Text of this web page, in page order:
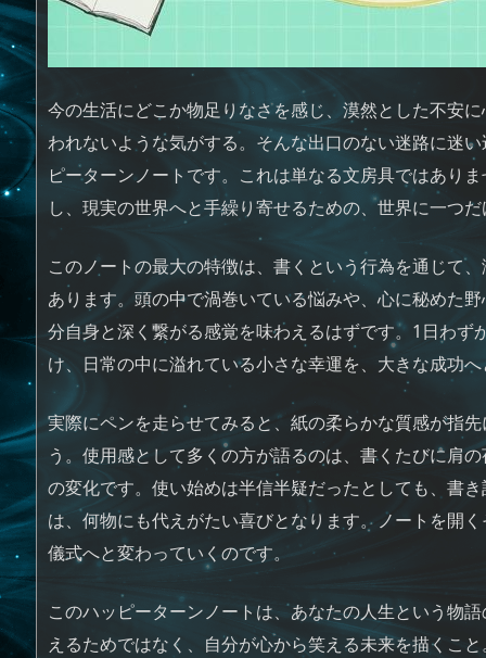
今の生活にどこか物足りなさを感じ、漠然とした不安
われないような気がする。そんな出口のない迷路に迷
ピーターンノートです。これは単なる文房具ではあり
し、現実の世界へと手繰り寄せるための、世界に一つ
このノートの最大の特徴は、書くという行為を通じて
あります。頭の中で渦巻いている悩みや、心に秘めた
分自身と深く繋がる感覚を味わえるはずです。1日わ
け、日常の中に溢れている小さな幸運を、大きな成功
実際にペンを走らせてみると、紙の柔らかな質感が指
う。使用感として多くの方が語るのは、書くたびに肩
の変化です。使い始めは半信半疑だったとしても、書
は、何物にも代えがたい喜びとなります。ノートを開
儀式へと変わっていくのです。
このハッピーターンノートは、あなたの人生という物
えるためではなく、自分が心から笑える未来を描くこ